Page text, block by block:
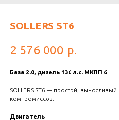
SOLLERS ST6
2 576 000 р.
База 2.0, дизель 136 л.с. МКПП 6
SOLLERS ST6 — простой,
компромиссов.
Двигатель